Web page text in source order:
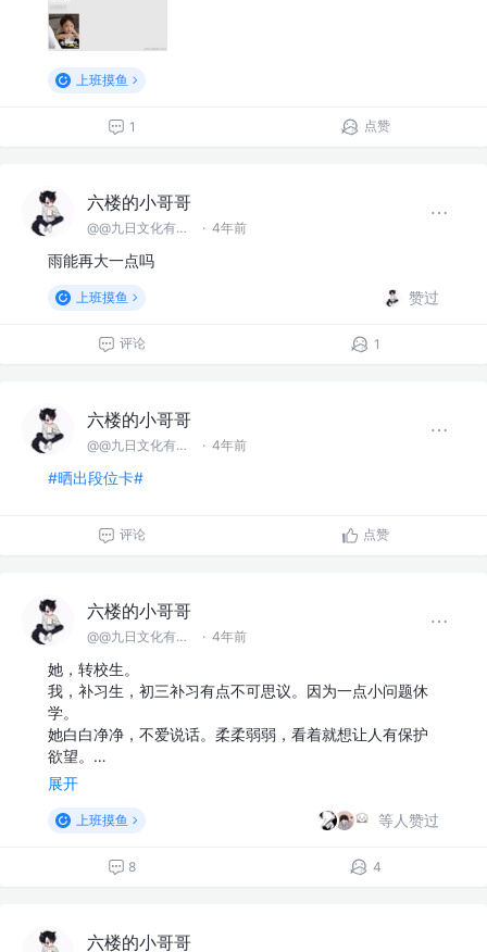
上班摸鱼
1 点赞
六楼的小哥哥
@@九日文化有限 公司 · 4年前
雨能再大一点吗
上班摸鱼 赞过
评论 1
六楼的小哥哥
@@九日文化有限 公司 · 4年前
#晒出段位卡#
评论 点赞
六楼的小哥哥
@@九日文化有限 公司 · 4年前
她，转校生。
我，补习生，初三补习有点不可思议。因为一点小问题休
学。
她白白净净，不爱说话。柔柔弱弱，看着就想让人有保护
欲望。…
展开
上班摸鱼 等人赞过
8 4
六楼的小哥哥